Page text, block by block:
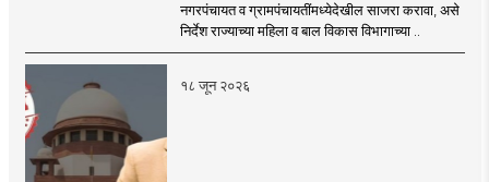
नगरपंचायत व ग्रामपंचायतींमध्येदेखील साजरा करावा, असे
निर्देश राज्याच्या महिला व बाल विकास विभागाच्या ..
१८ जून २०२६